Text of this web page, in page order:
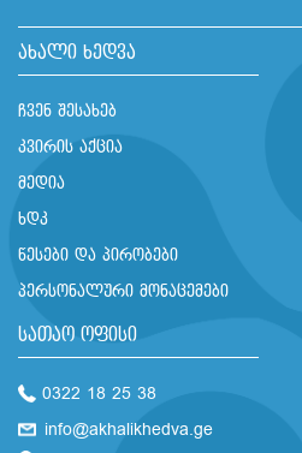
ახალი ხედვა
ჩვენ შესახებ
კვირის აქცია
მედია
ხდკ
წესები და პირობები
პერსონალური მონაცემები
სათაო ოფისი
0322 18 25 38
info@akhalikhedva.ge